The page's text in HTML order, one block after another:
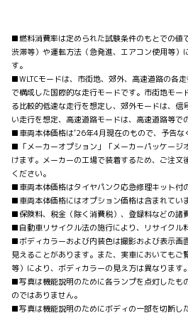
■燃料消費率は定められた試験条件のもとでの値
渋滞等）や運転方法（急発進、エアコン使用等）
す。
■WLTCモードは、市街地、郊外、高速道路の各
で構成した国際的な走行モードです。市街地モー
る比較的低速な走行を想定し、郊外モードは、信
い走行を想定、高速道路モードは、高速道路等で
■車両本体価格は’26年4月現在のもので、予告な
■「メーカーオプション」「メーカーパッケージ
けます。メーカーの工場で装着するため、ご注文
ください。
■車両本体価格はタイヤパンク応急修理キット付
■車両本体価格にはオプション価格は含まれてい
■保険料、税金（除く消費税）、登録料などの諸
■自動車リサイクル法の施行により、リサイクル
■ボディカラーおよび内装色は撮影および表示画
見えることがあります。また、実車においてもご
等）により、ボディカラーの見え方は異なります。
■写真は機能説明のために各ランプを点灯したも
のではありません。
■写真は機能説明のためにボディの一部を切断し